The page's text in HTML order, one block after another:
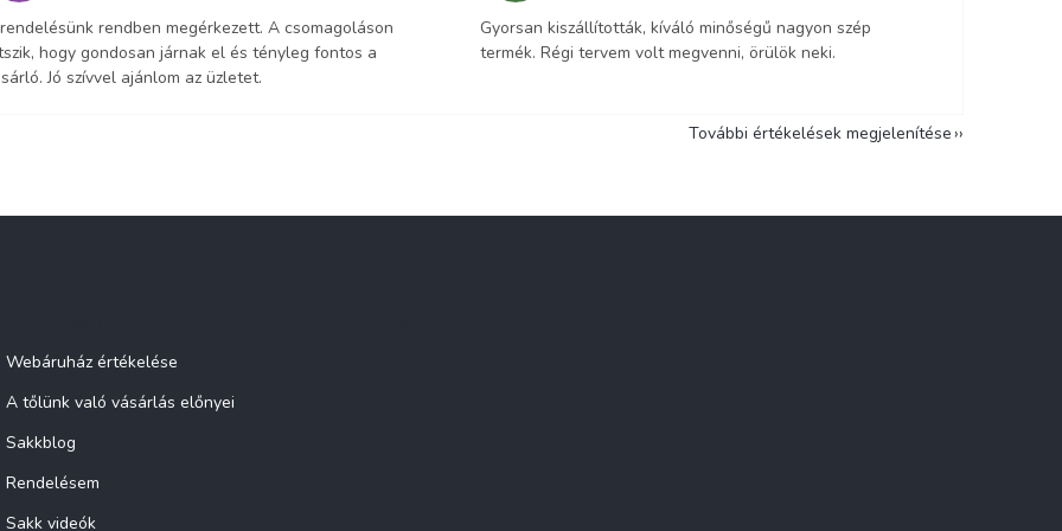
rendben megérkezett. A csomagoláson
hogy gondosan járnak el és tényleg fontos a
Jó szívvel ajánlom az üzletet.
Gyorsan kiszállították, kíváló minőségű nagyon szép
termék. Régi tervem volt megvenni, örülök neki.
További értékelések megjelenítése
Webáruház értékelése
A tőlünk való vásárlás előnyei
Sakkblog
Rendelésem
Sakk videók